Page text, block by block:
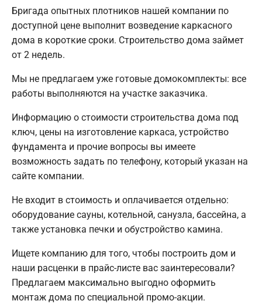
Бригада опытных плотников нашей компании по
доступной цене выполнит возведение каркасного
дома в короткие сроки. Строительство дома займет
от 2 недель.
Мы не предлагаем уже готовые домокомплекты: все
работы выполняются на участке заказчика.
Информацию о стоимости строительства дома под
ключ, цены на изготовление каркаса, устройство
фундамента и прочие вопросы вы имеете
возможность задать по телефону, который указан на
сайте компании.
Не входит в стоимость и оплачивается отдельно:
оборудование сауны, котельной, санузла, бассейна, а
также установка печки и обустройство камина.
Ищете компанию для того, чтобы построить дом и
наши расценки в прайс-листе вас заинтересовали?
Предлагаем максимально выгодно оформить
монтаж дома по специальной промо-акции.